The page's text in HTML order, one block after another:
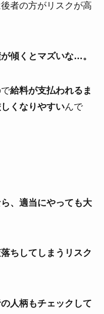
者の方がリスクが高
傾くとマズいな…。
給料が支払われるま
くなりやすいんで
、適当にやっても大
ちしてしまうリスク
人柄もチェックして